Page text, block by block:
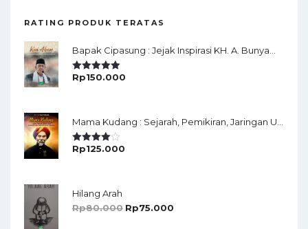
RATING PRODUK TERATAS
Rated5.00
Rp150.000
Rated
Rp125.000
Hilang Arah
Rp80.000 Rp75.000